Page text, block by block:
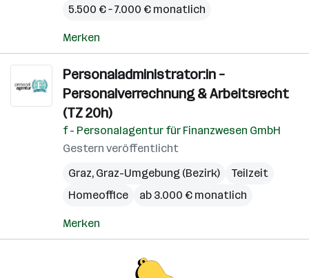
5.500 € – 7.000 € monatlich
Merken
Personaladministrator:in –
Personalverrechnung & Arbeitsrecht
(TZ 20h)
f - Personalagentur für Finanzwesen GmbH
Gestern veröffentlicht
Graz, Graz-Umgebung (Bezirk)
Teilzeit
Homeoffice
ab 3.000 € monatlich
Merken